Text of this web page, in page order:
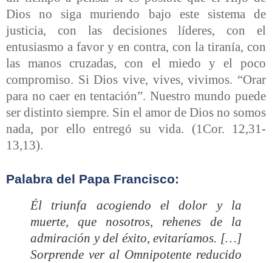
Dios no siga muriendo bajo este sistema de
justicia, con las decisiones líderes, con el
entusiasmo a favor y en contra, con la tiranía, con
las manos cruzadas, con el miedo y el poco
compromiso. Si Dios vive, vives, vivimos. “Orar
para no caer en tentación”. Nuestro mundo puede
ser distinto siempre. Sin el amor de Dios no somos
nada, por ello entregó su vida. (1Cor. 12,31-
13,13).
Palabra del Papa Francisco:
Él triunfa acogiendo el dolor y la
muerte, que nosotros, rehenes de la
admiración y del éxito, evitaríamos. […]
Sorprende ver al Omnipotente reducido